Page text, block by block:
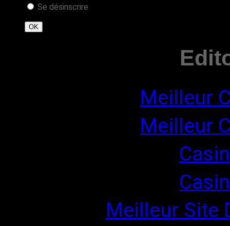
Se désinscrire
Meilleur
Meilleur
Meilleur Site